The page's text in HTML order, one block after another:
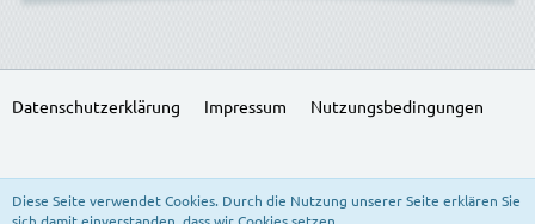
Datenschutzerklärung Impressum Nutzungsbedingungen
Stil:Freedom of Life, erstellt von
Diese Seite verwendet Cookies. Durch die Nutzung unserer Seite erklären Sie